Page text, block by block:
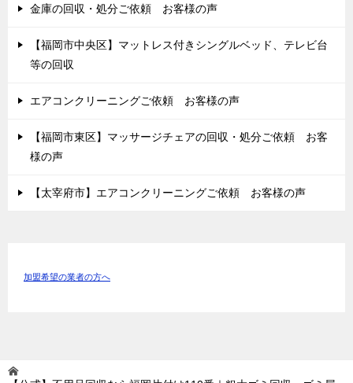
金庫の回収・処分ご依頼 お客様の声
【福岡市中央区】マットレス付きシングルベッド、テレビ台
等の回収
エアコンクリーニングご依頼 お客様の声
【福岡市東区】マッサージチェアの回収・処分ご依頼 お客
様の声
【太宰府市】エアコンクリーニングご依頼 お客様の声
加盟希望の業者の方へ